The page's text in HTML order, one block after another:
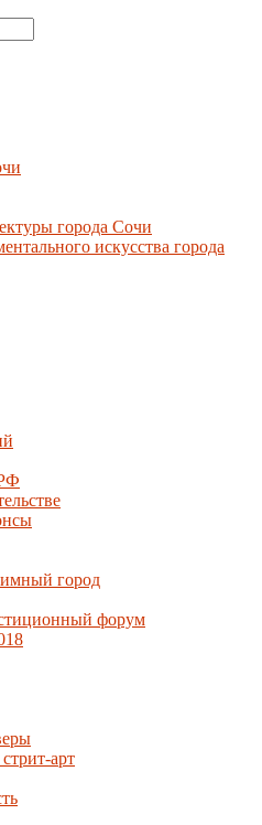
города Сочи
искусства города
город
форум
арт